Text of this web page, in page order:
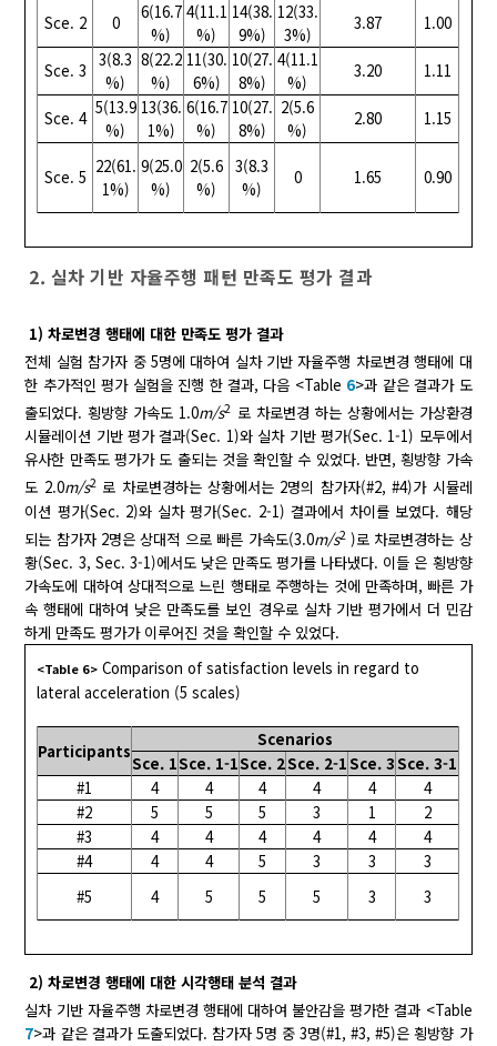
Sce. 2 0
6(16.7
%)
4(11.1
%)
14(38.
9%)
12(33.
3%)
3.87 1.00
Sce. 3
3(8.3
%)
8(22.2
%)
11(30.
6%)
10(27.
8%)
4(11.1
%)
3.20 1.11
Sce. 4
5(13.9
%)
13(36.
1%)
6(16.7
%)
10(27.
8%)
2(5.6
%)
2.80 1.15
Sce. 5
22(61.
1%)
9(25.0
%)
2(5.6
%)
3(8.3
%)
0 1.65 0.90
2. 실차 기반 자율주행 패턴 만족도 평가 결과
1) 차로변경 행태에 대한 만족도 평가 결과
전체 실험 참가자 중 5명에 대하여 실차 기반 자율주행 차로변경 행태에 대
한 추가적인 평가 실험을 진행 한 결과, 다음 <Table 6>과 같은 결과가 도
출되었다. 횡방향 가속도 1.0m/s2 로 차로변경 하는 상황에서는 가상환경
시뮬레이션 기반 평가 결과(Sec. 1)와 실차 기반 평가(Sec. 1-1) 모두에서
유사한 만족도 평가가 도 출되는 것을 확인할 수 있었다. 반면, 횡방향 가속
도 2.0m/s2로 차로변경하는 상황에서는 2명의 참가자(#2, #4)가 시뮬레
이션 평가(Sec. 2)와 실차 평가(Sec. 2-1) 결과에서 차이를 보였다. 해당
되는 참가자 2명은 상대적 으로 빠른 가속도(3.0m/s2)로 차로변경하는 상
황(Sec. 3, Sec. 3-1)에서도 낮은 만족도 평가를 나타냈다. 이들 은 횡방향
가속도에 대하여 상대적으로 느린 행태로 주행하는 것에 만족하며, 빠른 가
속 행태에 대하여 낮은 만족도를 보인 경우로 실차 기반 평가에서 더 민감
하게 만족도 평가가 이루어진 것을 확인할 수 있었다.
<Table 6> Comparison of satisfaction levels in regard to
lateral acceleration (5 scales)
Participants
Scenarios
Sce. 1Sce. 1-1Sce. 2Sce. 2-1Sce. 3Sce. 3-1
#1
4 4 4 4 4
4
#2
5 5 5 3 1
2
#3
4 4 4 4 4
4
#4
4 4 5 3 3
3
#5
4 5 5 5 3 3
2) 차로변경 행태에 대한 시각행태 분석 결과
실차 기반 자율주행 차로변경 행태에 대하여 불안감을 평가한 결과 <Table
7>과 같은 결과가 도출되었다. 참가자 5명 중 3명(#1, #3, #5)은 횡방향 가